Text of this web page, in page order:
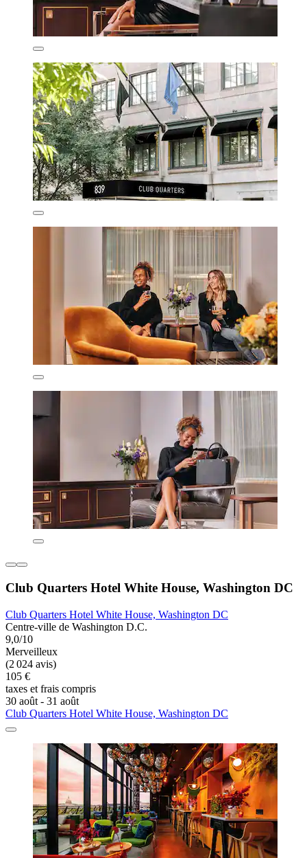
Club Quarters Hotel White House, Washington DC
Club Quarters Hotel White House, Washington DC
Centre-ville de Washington D.C.
9,0/10
Merveilleux
(2 024 avis)
105 €
taxes et frais compris
30 août - 31 août
Club Quarters Hotel White House, Washington DC